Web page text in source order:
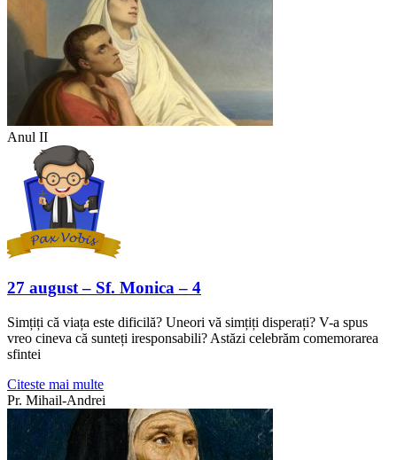
Anul II
27 august – Sf. Monica – 4
Simțiți că viața este dificilă? Uneori vă simțiți disperați? V-a spus
vreo cineva că sunteți iresponsabili? Astăzi celebrăm comemorarea
sfintei
Citeste mai multe
Pr. Mihail-Andrei